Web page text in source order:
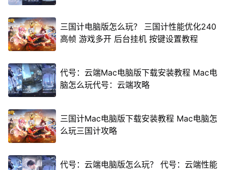
三国计电脑版怎么玩？ 三国计性能优化240
高帧 游戏多开 后台挂机 按键设置教程
代号：云端Mac电脑版下载安装教程 Mac电
脑怎么玩代号：云端攻略
三国计Mac电脑版下载安装教程 Mac电脑怎
么玩三国计攻略
代号：云端电脑版怎么玩？ 代号：云端性能